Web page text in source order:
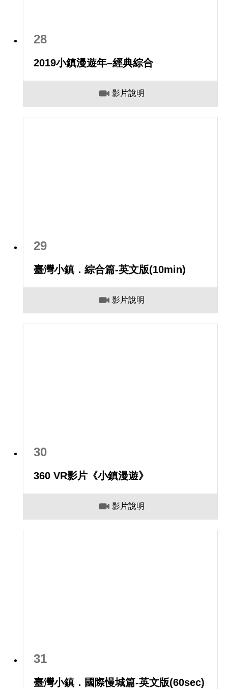
28
2019小鎮漫遊年–經典綜合
影片說明
29
臺灣小鎮．綜合篇-英文版(10min)
影片說明
30
360 VR影片《小鎮漫遊》
影片說明
31
臺灣小鎮．國際慢城篇-英文版(60sec)